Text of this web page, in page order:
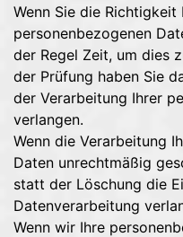
Wenn Sie die
personenbezogenen
der Regel Zeit, um dies
der Prüfung haben Sie
der Verarbeitung Ihrer
verlangen.
Wenn die Verarbeitung
Daten unrechtmäßig
statt der Löschung die
Datenverarbeitung
Wenn wir Ihre